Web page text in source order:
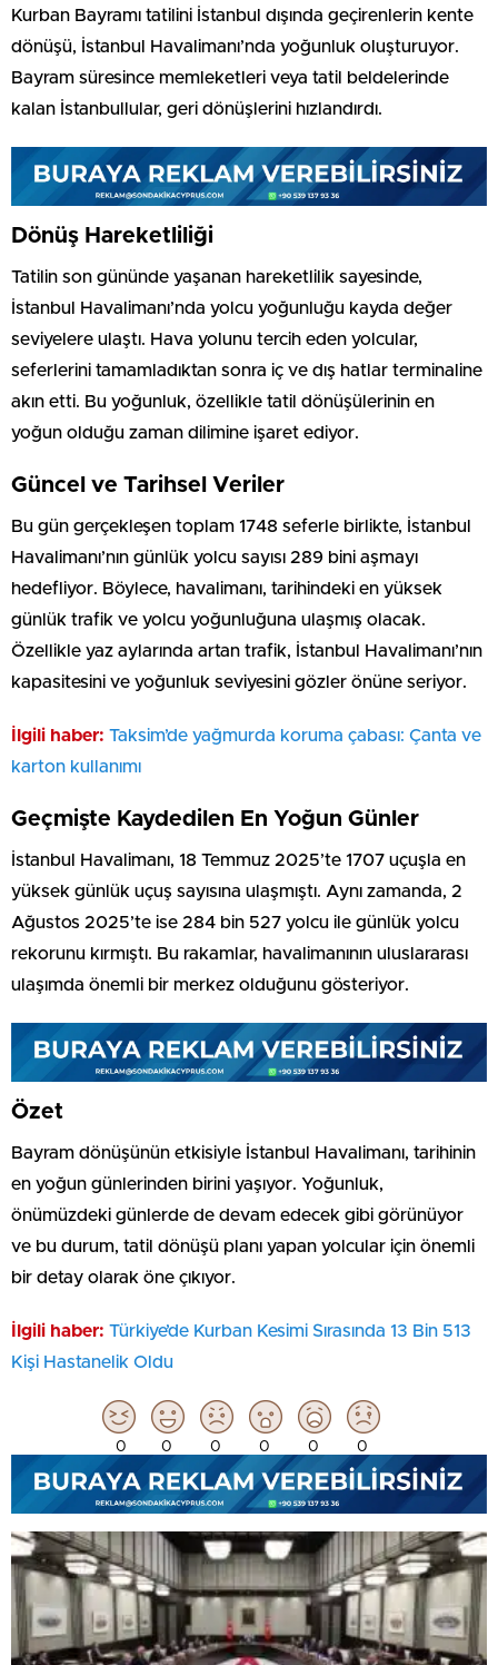
Kurban Bayramı tatilini İstanbul dışında geçirenlerin kente
dönüşü, İstanbul Havalimanı’nda yoğunluk oluşturuyor.
Bayram süresince memleketleri veya tatil beldelerinde
kalan İstanbullular, geri dönüşlerini hızlandırdı.
Dönüş Hareketliliği
Tatilin son gününde yaşanan hareketlilik sayesinde,
İstanbul Havalimanı’nda yolcu yoğunluğu kayda değer
seviyelere ulaştı. Hava yolunu tercih eden yolcular,
seferlerini tamamladıktan sonra iç ve dış hatlar terminaline
akın etti. Bu yoğunluk, özellikle tatil dönüşülerinin en
yoğun olduğu zaman dilimine işaret ediyor.
Güncel ve Tarihsel Veriler
Bu gün gerçekleşen toplam 1748 seferle birlikte, İstanbul
Havalimanı’nın günlük yolcu sayısı 289 bini aşmayı
hedefliyor. Böylece, havalimanı, tarihindeki en yüksek
günlük trafik ve yolcu yoğunluğuna ulaşmış olacak.
Özellikle yaz aylarında artan trafik, İstanbul Havalimanı’nın
kapasitesini ve yoğunluk seviyesini gözler önüne seriyor.
İlgili haber: Taksim’de yağmurda koruma çabası: Çanta ve
karton kullanımı
Geçmişte Kaydedilen En Yoğun Günler
İstanbul Havalimanı, 18 Temmuz 2025’te 1707 uçuşla en
yüksek günlük uçuş sayısına ulaşmıştı. Aynı zamanda, 2
Ağustos 2025’te ise 284 bin 527 yolcu ile günlük yolcu
rekorunu kırmıştı. Bu rakamlar, havalimanının uluslararası
ulaşımda önemli bir merkez olduğunu gösteriyor.
Özet
Bayram dönüşünün etkisiyle İstanbul Havalimanı, tarihinin
en yoğun günlerinden birini yaşıyor. Yoğunluk,
önümüzdeki günlerde de devam edecek gibi görünüyor
ve bu durum, tatil dönüşü planı yapan yolcular için önemli
bir detay olarak öne çıkıyor.
İlgili haber: Türkiye’de Kurban Kesimi Sırasında 13 Bin 513
Kişi Hastanelik Oldu
0 0 0 0 0 0